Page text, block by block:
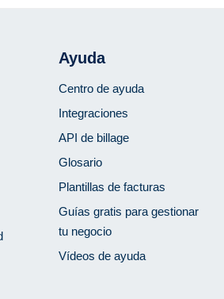
Ayuda
Centro de ayuda
Integraciones
API de billage
Glosario
Plantillas de facturas
Guías gratis para gestionar
tu negocio
Vídeos de ayuda